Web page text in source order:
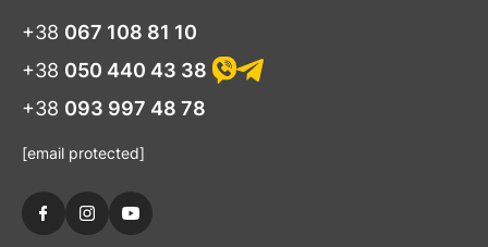
+38 067 108 81 10
+38 050 440 43 38
+38 093 997 48 78
[email protected]